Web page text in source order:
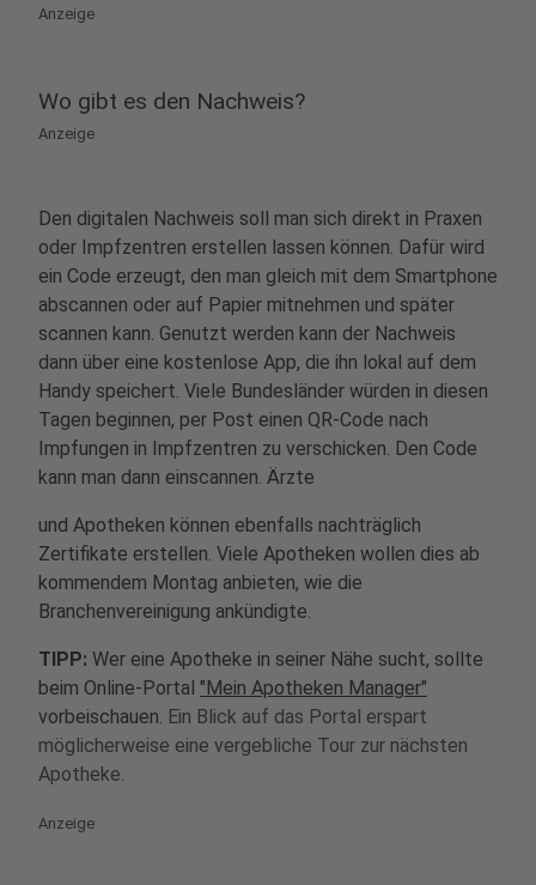
Anzeige
Wo gibt es den Nachweis?
Anzeige
Den digitalen Nachweis soll man sich direkt in Praxen
oder Impfzentren erstellen lassen können. Dafür wird
ein Code erzeugt, den man gleich mit dem Smartphone
abscannen oder auf Papier mitnehmen und später
scannen kann. Genutzt werden kann der Nachweis
dann über eine kostenlose App, die ihn lokal auf dem
Handy speichert. Viele Bundesländer würden in diesen
Tagen beginnen, per Post einen QR-Code nach
Impfungen in Impfzentren zu verschicken. Den Code
kann man dann einscannen. Ärzte
und Apotheken können ebenfalls nachträglich
Zertifikate erstellen. Viele Apotheken wollen dies ab
kommendem Montag anbieten, wie die
Branchenvereinigung ankündigte.
TIPP: Wer eine Apotheke in seiner Nähe sucht, sollte
beim Online-Portal "Mein Apotheken Manager"
vorbeischauen. Ein Blick auf das Portal erspart
möglicherweise eine vergebliche Tour zur nächsten
Apotheke.
Anzeige